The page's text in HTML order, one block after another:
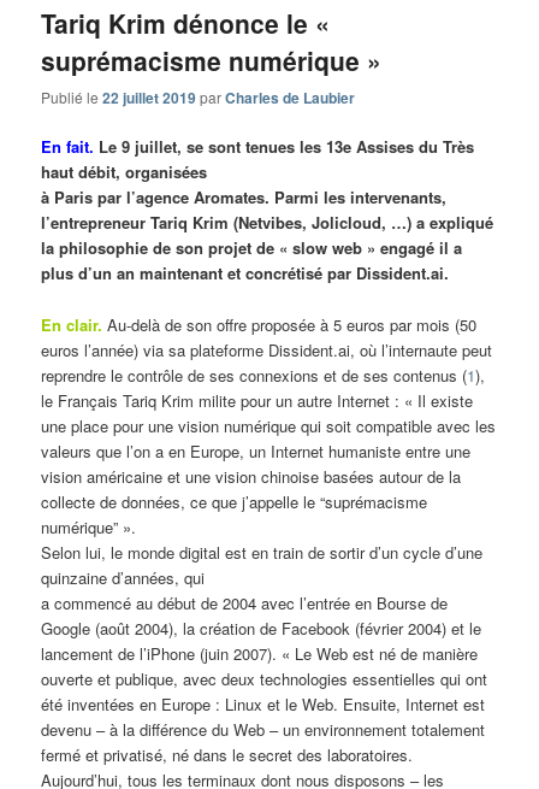
Tariq Krim dénonce le «
suprémacisme numérique »
Publié le22 juillet 2019parCharles de Laubier
En fait. Le 9 juillet, se sont tenues les 13e Assises du Très
haut débit, organisées
à Paris par l’agence Aromates. Parmi les intervenants,
l’entrepreneur Tariq Krim (Netvibes, Jolicloud, …) a expliqué
la philosophie de son projet de « slow web » engagé il a
plus d’un an maintenant et concrétisé par Dissident.ai.
En clair. Au-delà de son offre proposée à 5 euros par mois (50
euros l’année) via sa plateforme Dissident.ai, où l’internaute peut
reprendre le contrôle de ses connexions et de ses contenus (1),
le Français Tariq Krim milite pour un autre Internet : « Il existe
une place pour une vision numérique qui soit compatible avec les
valeurs que l’on a en Europe, un Internet humaniste entre une
vision américaine et une vision chinoise basées autour de la
collecte de données, ce que j’appelle le “suprémacisme
numérique” ».
Selon lui, le monde digital est en train de sortir d’un cycle d’une
quinzaine d’années, qui
a commencé au début de 2004 avec l’entrée en Bourse de
Google (août 2004), la création de Facebook (février 2004) et le
lancement de l’iPhone (juin 2007). « Le Web est né de manière
ouverte et publique, avec deux technologies essentielles qui ont
été inventées en Europe : Linux et le Web. Ensuite, Internet est
devenu – à la différence du Web – un environnement totalement
fermé et privatisé, né dans le secret des laboratoires.
Aujourd’hui, tous les terminaux dont nous disposons – les